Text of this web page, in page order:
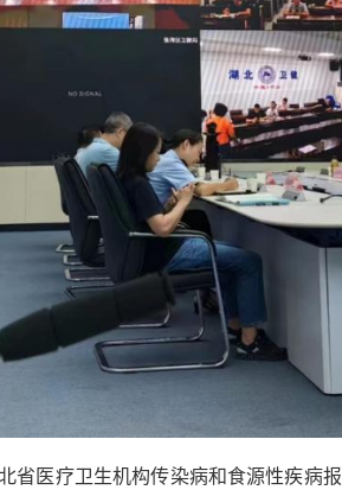
省医疗卫生机构传染病和食源性疾病